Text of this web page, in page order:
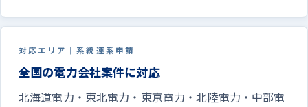
対応エリア｜系統連系申請
全国の電力会社案件に対応
北海道電力・東北電力・東京電力・北陸電力・中部電